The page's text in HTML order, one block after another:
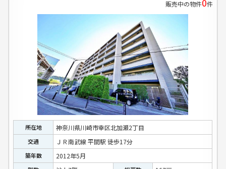
販売中の物件 件
所在地 神奈川県川崎市幸区北加瀬2丁目
交通 ＪＲ南武線 平間駅 徒歩17分
築年数 2012年5月